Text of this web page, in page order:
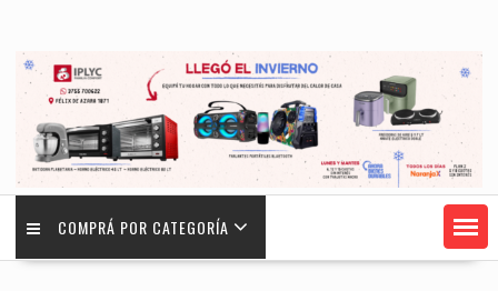
COMPRÁ POR CATEGORÍA